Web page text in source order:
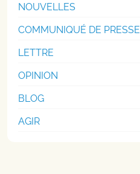
NOUVELLES
COMMUNIQUÉ DE PRESSE
LETTRE
OPINION
BLOG
AGIR